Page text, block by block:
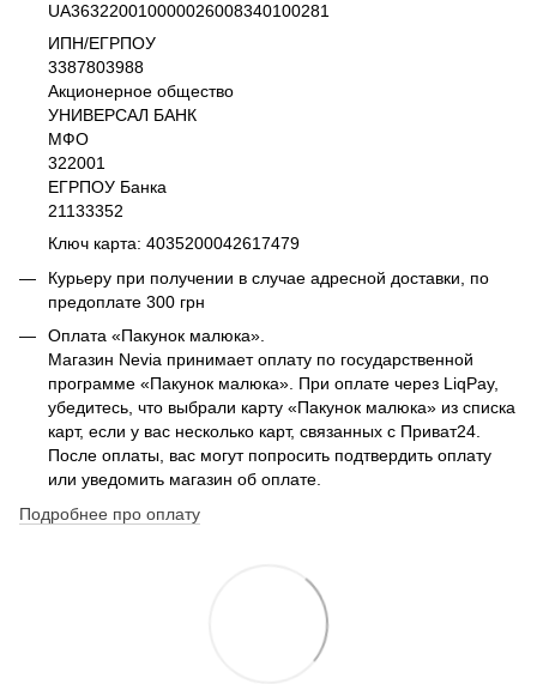
UA363220010000026008340100281
ИПН/ЕГРПОУ
3387803988
Акционерное общество
УНИВЕРСАЛ БАНК
МФО
322001
ЕГРПОУ Банка
21133352
Ключ карта: 4035200042617479
Курьеру при получении в случае адресной доставки, по
предоплате 300 грн
Оплата «Пакунок малюка».
Магазин Nevia принимает оплату по государственной
программе «Пакунок малюка». При оплате через LiqPay,
убедитесь, что выбрали карту «Пакунок малюка» из списка
карт, если у вас несколько карт, связанных с Приват24.
После оплаты, вас могут попросить подтвердить оплату
или уведомить магазин об оплате.
Подробнее про оплату